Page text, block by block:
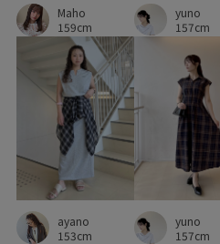
Maho
159cm
yuno
157cm
ayano
153cm
yuno
157cm